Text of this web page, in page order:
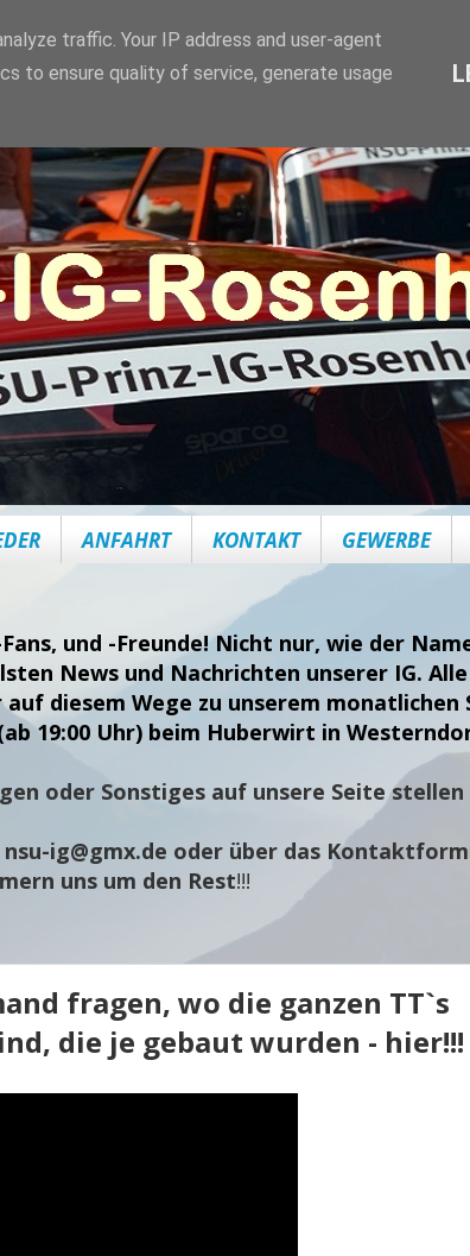
ANFAHRT KONTAKT GEWERBE
und -Freunde! Nicht nur, wie der
News und Nachrichten unserer IG.
diesem Wege zu unserem monatlichen
19:00 Uhr) beim Huberwirt in
oder Sonstiges auf unsere Seite
nsu-ig@gmx.de oder über das
uns um den Rest!!!
fragen, wo die ganzen TT`s
die je gebaut wurden - hier!!!
traffic. Your IP address and user-agent
to ensure quality of service, generate usage